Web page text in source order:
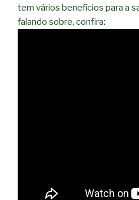
tem vários benefícios para a
falando sobre, confira: